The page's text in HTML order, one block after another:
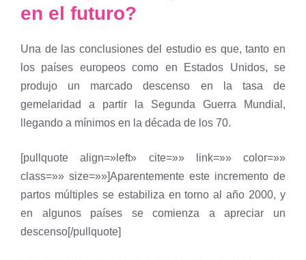
en el futuro?
Una de las conclusiones del estudio es que, tanto en
los países europeos como en Estados Unidos, se
produjo un marcado descenso en la tasa de
gemelaridad a partir la Segunda Guerra Mundial,
llegando a mínimos en la década de los 70.
[pullquote align=»left» cite=»» link=»» color=»»
class=»» size=»»]Aparentemente este incremento de
partos múltiples se estabiliza en torno al año 2000, y
en algunos países se comienza a apreciar un
descenso[/pullquote]